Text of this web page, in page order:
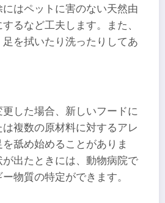
にはペットに害のない天然由
るなど工夫します。また、
を拭いたり洗ったりしてあ
更した場合、新しいフードに
複数の原材料に対するアレ
舐め始めることがありま
出たときには、動物病院で
物質の特定ができます。